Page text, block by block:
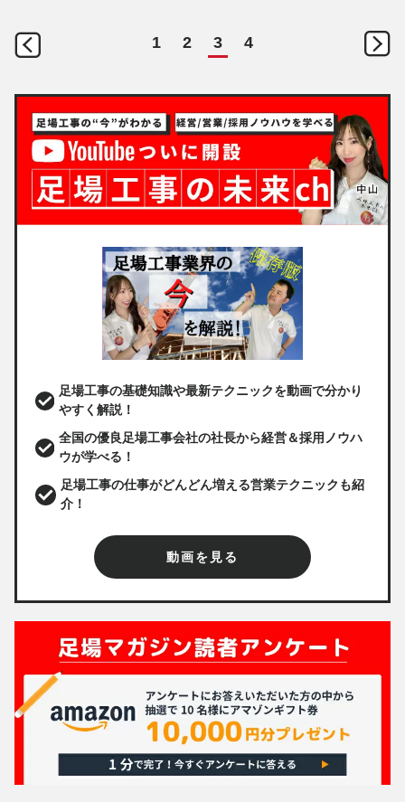
1 2 3 4
足場工事の基礎知識や最新テクニックを動画で分かり
やすく解説！
全国の優良足場工事会社の社長から経営＆採用ノウハ
ウが学べる！
足場工事の仕事がどんどん増える営業テクニックも紹
介！
動画を見る